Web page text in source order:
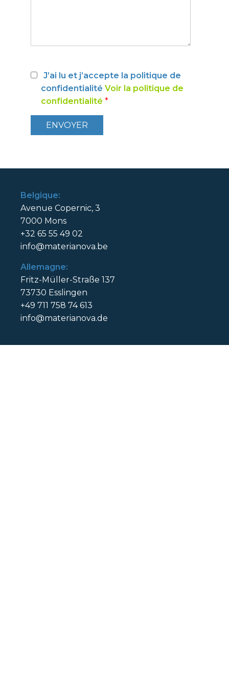
Belgique:
Avenue Copernic, 3
7000 Mons
+32 65 55 49 02
info@materianova.be
Allemagne:
Fritz-Müller-Straße 137
73730 Esslingen
+49 711 758 74 613
info@materianova.de
J’ai lu et j’accepte la politique de
confidentialité Voir la politique de
confidentialité *